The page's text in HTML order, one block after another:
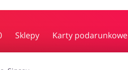
Sklepy Karty podarunkowe